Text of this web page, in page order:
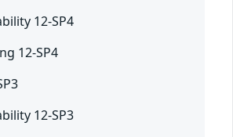
12-SP4
12-SP4
12-SP3